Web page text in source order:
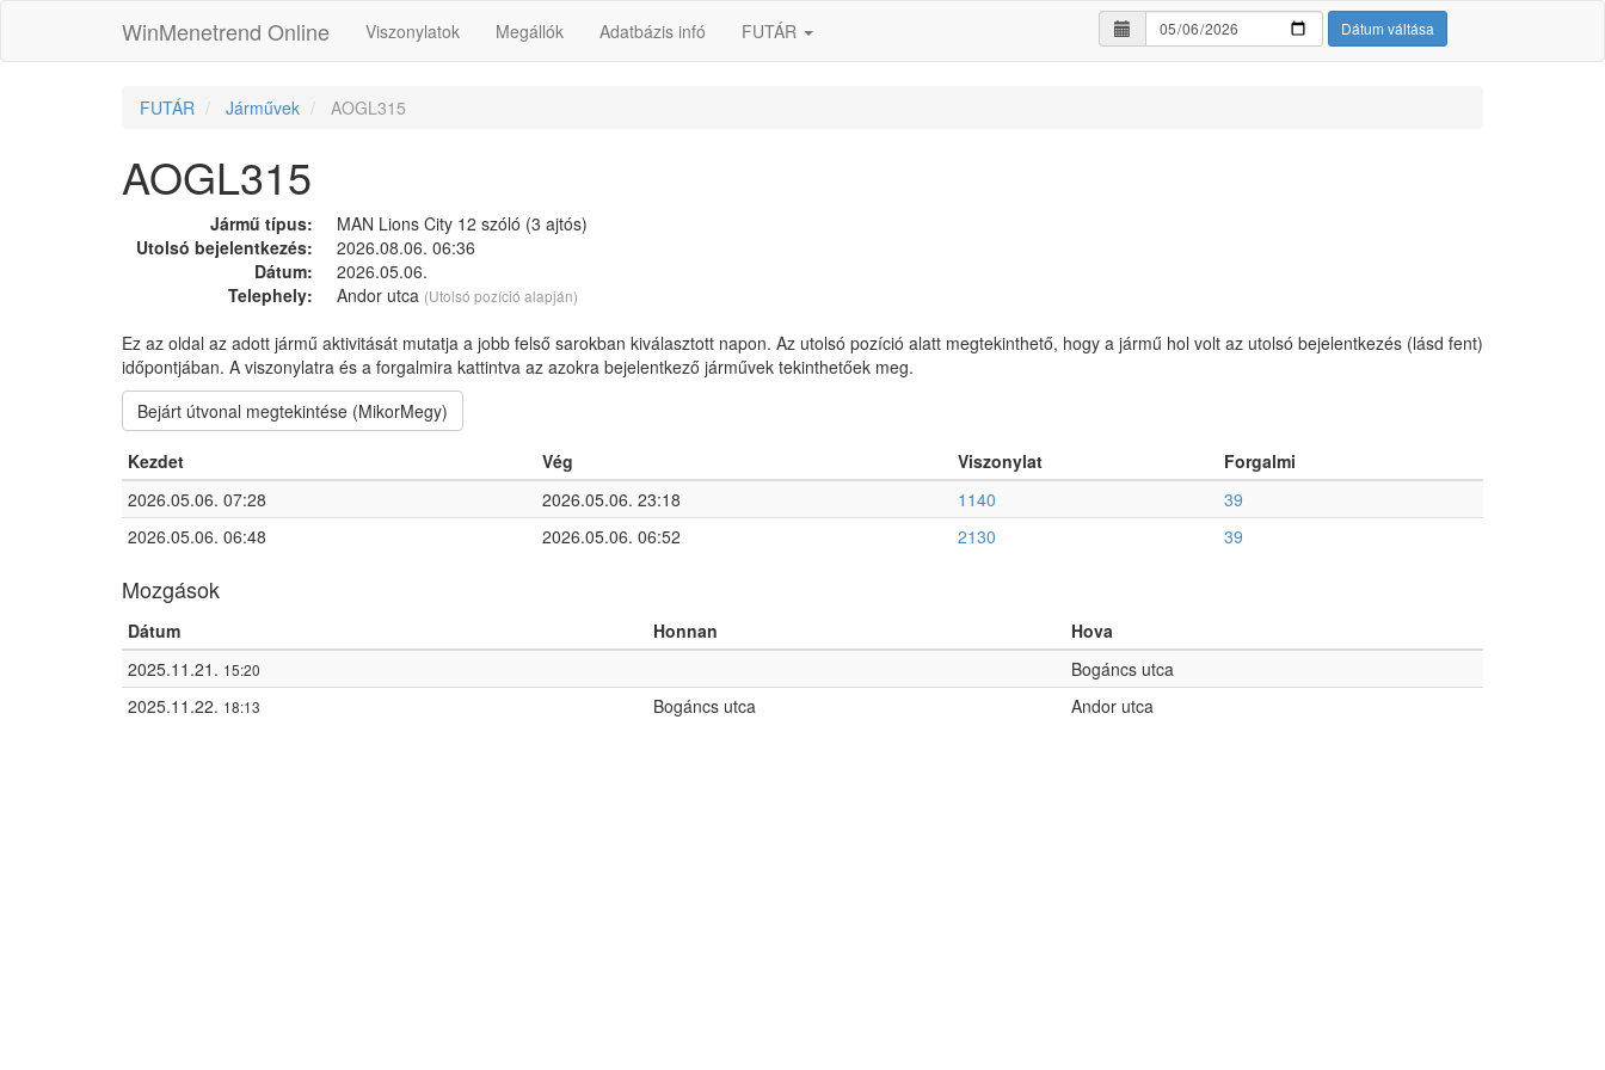
WinMenetrend Online Viszonylatok Megállók Adatbázis infó FUTÁR Dátum váltása
FUTÁR Járművek AOGL315
AOGL315
Jármű típus:
MAN Lions City 12 szóló (3 ajtós)
Utolsó bejelentkezés:
2026.08.06. 06:36
Dátum:
2026.05.06.
Telephely:
Andor utca (Utolsó pozíció alapján)
Ez az oldal az adott jármű aktivitását mutatja a jobb felső sarokban kiválasztott napon. Az utolsó pozíció alatt megtekinthető, hogy a jármű hol volt az utolsó bejelentkezés (lásd fent)
időpontjában. A viszonylatra és a forgalmira kattintva az azokra bejelentkező járművek tekinthetőek meg.
Bejárt útvonal megtekintése (MikorMegy)
Kezdet Vég Viszonylat
Forgalmi
2026.05.06. 07:28
2026.05.06. 23:18 1140
39
2026.05.06. 06:48
2026.05.06. 06:52 2130 39
Mozgások
Dátum Honnan
Hova
2025.11.21. 15:20
Bogáncs utca
2025.11.22. 18:13 Bogáncs utca Andor utca